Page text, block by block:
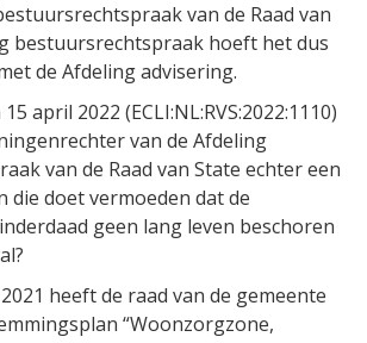
van de Raad van
bestuursrechtspraak hoeft het dus
de Afdeling advisering.
april 2022 (ECLI:NL:RVS:2022:1110)
van de Afdeling
van de Raad van State echter een
die doet vermoeden dat de
geen lang leven beschoren
heeft de raad van de gemeente
“Woonzorgzone,